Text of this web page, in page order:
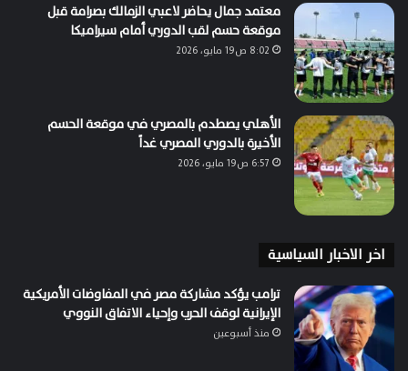
معتمد جمال يحاضر لاعبي الزمالك بصرامة قبل
موقعة حسم لقب الدوري أمام سيراميكا
8:02 ص19 مايو، 2026
الأهلي يصطدم بالمصري في موقعة الحسم
الأخيرة بالدوري المصري غداً
6:57 ص19 مايو، 2026
اخر الاخبار السياسية
ترامب يؤكد مشاركة مصر في المفاوضات الأمريكية
الإيرانية لوقف الحرب وإحياء الاتفاق النووي
منذ أسبوعين